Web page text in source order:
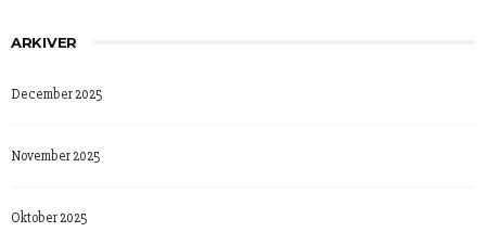
ARKIVER
December 2025
November 2025
Oktober 2025